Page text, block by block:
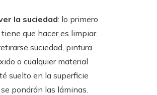
la suciedad: lo primero
tiene que hacer es limpiar.
suciedad, pintura
o cualquier material
suelto en la superficie
pondrán las láminas.